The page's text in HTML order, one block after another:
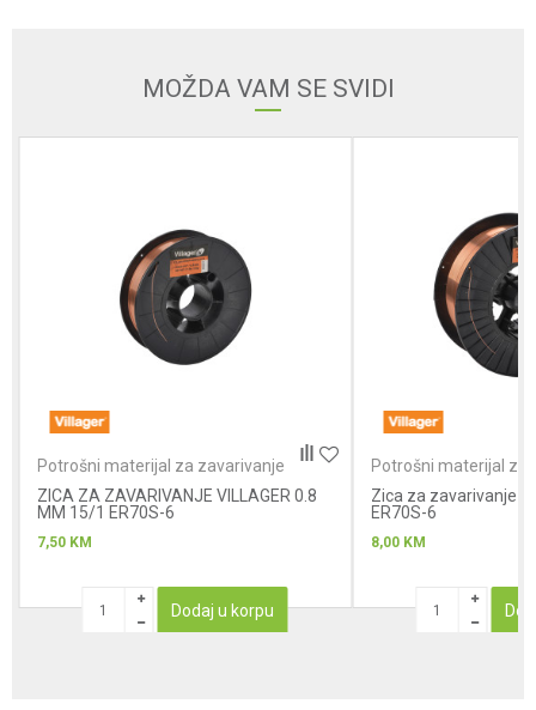
POŠALJI
MOŽDA VAM SE SVIDI
Potrošni materijal za zavarivanje
ZICA ZA ZAVARIVANJE VILLAGER 0.8
MM 15/1 ER70S-6
7,50 KM
Dodaj u korpu
Potrošni materijal za
Zica za zavarivanje
ER70S-6
8,00 KM